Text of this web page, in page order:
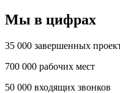
Мы в цифрах
35 000 завершенных
700 000 рабочих мест
50 000 входящих звонков